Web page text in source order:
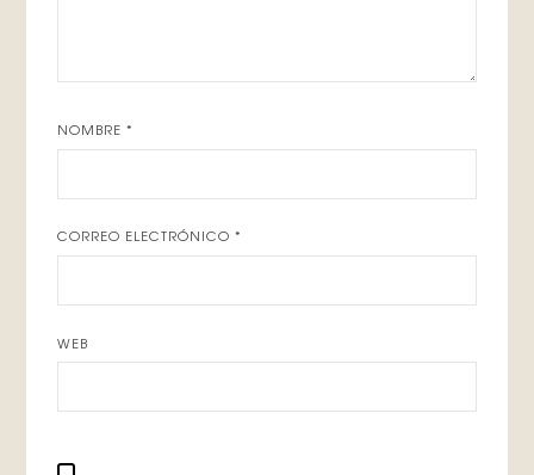
NOMBRE*
CORREO ELECTRÓNICO*
WEB